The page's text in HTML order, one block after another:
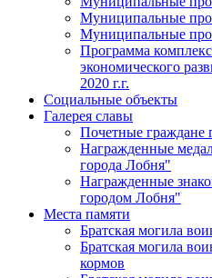
Муниципальные
Муниципальные
Программа
экономического
2020 г.г.
Социальные объекты
Галерея славы
Почетные граждане
Награжденные
города Лобня"
Награжденные
городом Лобня"
Места памяти
Братская могила
Братская могила
кормов